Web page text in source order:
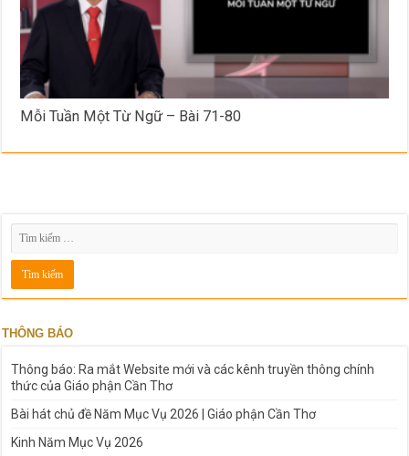
Mỗi Tuần Một Từ Ngữ – Bài 71-80
THÔNG BÁO
Thông báo: Ra mắt Website mới và các kênh truyền thông chính
thức của Giáo phận Cần Thơ
Bài hát chủ đề Năm Mục Vụ 2026 | Giáo phận Cần Thơ
Kinh Năm Mục Vụ 2026